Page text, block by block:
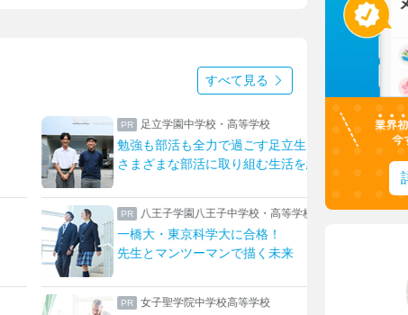
すべて見る
上野学園中学校・高等学校
ハープやフルート！ひとり一つの楽器
上野ならではのフィールドワーク
瀧野川女子学園中学高等学校
生成AIを“アシスタント”に
発想を形にする授業でキャリア教育
東京家政大学附属女子中学校高等学校